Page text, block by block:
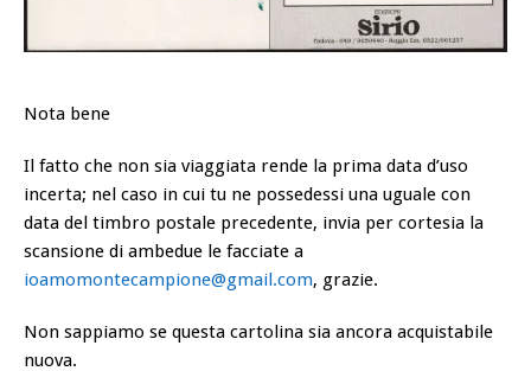
Nota bene
Il fatto che non sia viaggiata rende la prima data d’uso
incerta; nel caso in cui tu ne possedessi una uguale con
data del timbro postale precedente, invia per cortesia la
scansione di ambedue le facciate a
ioamomontecampione@gmail.com, grazie.
Non sappiamo se questa cartolina sia ancora acquistabile
nuova.